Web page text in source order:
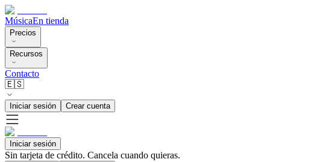
MúsicaEn tienda
Precios
Recursos
Contacto
🇪🇸
Iniciar sesión Crear cuenta
Iniciar sesión
Sin tarjeta de crédito. Cancela cuando quieras.